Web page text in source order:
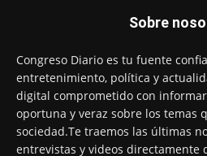
Sobre
Congreso Diario es tu fuente
entretenimiento, política y
digital comprometido con
oportuna y veraz sobre los temas
sociedad.Te traemos las últimas
entrevistas y videos directamente